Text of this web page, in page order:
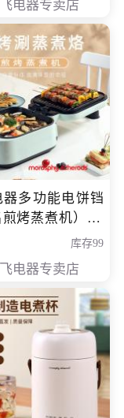
电器专卖店
器多功能电饼铛
煎烤蒸煮机） 型
会员专享
库存99
电器专卖店